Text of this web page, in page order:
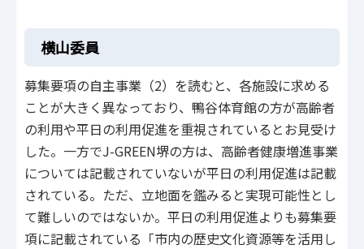
横山委員
募集要項の自主事業（2）を読むと、各施設に求める
ことが大きく異なっており、鴨谷体育館の方が高齢者
の利用や平日の利用促進を重視されているとお見受け
した。一方でJ-GREEN堺の方は、高齢者健康増進事業
については記載されていないが平日の利用促進は記載
されている。ただ、立地面を鑑みると実現可能性とし
て難しいのではないか。平日の利用促進よりも募集要
項に記載されている「市内の歴史文化資源等を活用し